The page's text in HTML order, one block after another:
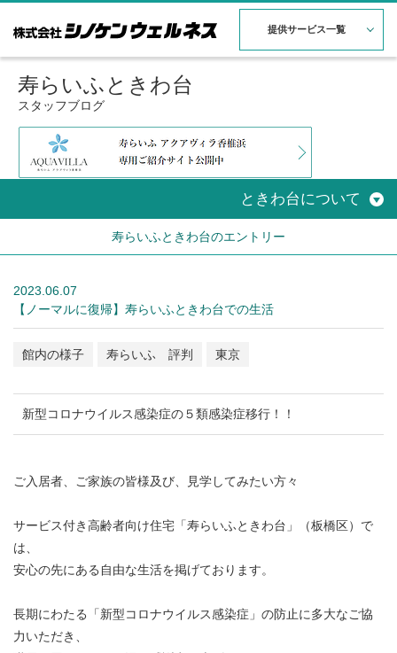
提供サービス一覧
寿らいふときわ台
スタッフブログ
ときわ台について
寿らいふときわ台のエントリー
2023.06.07
【ノーマルに復帰】寿らいふときわ台での生活
館内の様子 寿らいふ 評判 東京
新型コロナウイルス感染症の５類感染症移行！！
ご入居者、ご家族の皆様及び、見学してみたい方々
サービス付き高齢者向け住宅「寿らいふときわ台」（板橋区）で
は、
安心の先にある自由な生活を掲げております。
長期にわたる「新型コロナウイルス感染症」の防止に多大なご協
力いただき、